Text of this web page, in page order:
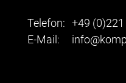
Telefon: +49
E-Mail: